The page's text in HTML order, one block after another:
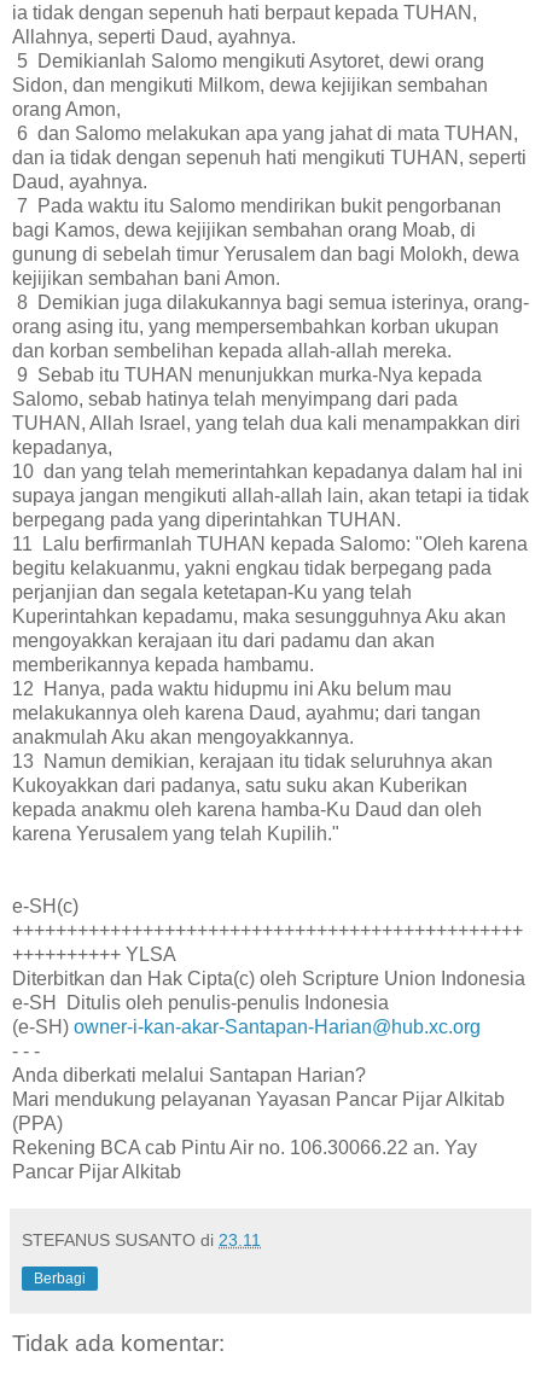
ia tidak dengan sepenuh hati berpaut kepada TUHAN,
Allahnya, seperti Daud, ayahnya.
5 Demikianlah Salomo mengikuti Asytoret, dewi orang
Sidon, dan mengikuti Milkom, dewa kejijikan sembahan
orang Amon,
6 dan Salomo melakukan apa yang jahat di mata TUHAN,
dan ia tidak dengan sepenuh hati mengikuti TUHAN, seperti
Daud, ayahnya.
7 Pada waktu itu Salomo mendirikan bukit pengorbanan
bagi Kamos, dewa kejijikan sembahan orang Moab, di
gunung di sebelah timur Yerusalem dan bagi Molokh, dewa
kejijikan sembahan bani Amon.
8 Demikian juga dilakukannya bagi semua isterinya, orang-
orang asing itu, yang mempersembahkan korban ukupan
dan korban sembelihan kepada allah-allah mereka.
9 Sebab itu TUHAN menunjukkan murka-Nya kepada
Salomo, sebab hatinya telah menyimpang dari pada
TUHAN, Allah Israel, yang telah dua kali menampakkan diri
kepadanya,
10 dan yang telah memerintahkan kepadanya dalam hal ini
supaya jangan mengikuti allah-allah lain, akan tetapi ia tidak
berpegang pada yang diperintahkan TUHAN.
11 Lalu berfirmanlah TUHAN kepada Salomo: "Oleh karena
begitu kelakuanmu, yakni engkau tidak berpegang pada
perjanjian dan segala ketetapan-Ku yang telah
Kuperintahkan kepadamu, maka sesungguhnya Aku akan
mengoyakkan kerajaan itu dari padamu dan akan
memberikannya kepada hambamu.
12 Hanya, pada waktu hidupmu ini Aku belum mau
melakukannya oleh karena Daud, ayahmu; dari tangan
anakmulah Aku akan mengoyakkannya.
13 Namun demikian, kerajaan itu tidak seluruhnya akan
Kukoyakkan dari padanya, satu suku akan Kuberikan
kepada anakmu oleh karena hamba-Ku Daud dan oleh
karena Yerusalem yang telah Kupilih."
e-SH(c)
+++++++++++++++++++++++++++++++++++++++++++++++
++++++++++ YLSA
Diterbitkan dan Hak Cipta(c) oleh Scripture Union Indonesia
e-SH Ditulis oleh penulis-penulis Indonesia
(e-SH) owner-i-kan-akar-Santapan-Harian@hub.xc.org
- - -
Anda diberkati melalui Santapan Harian?
Mari mendukung pelayanan Yayasan Pancar Pijar Alkitab
(PPA)
Rekening BCA cab Pintu Air no. 106.30066.22 an. Yay
Pancar Pijar Alkitab
STEFANUS SUSANTO di 23.11
Berbagi
Tidak ada komentar: